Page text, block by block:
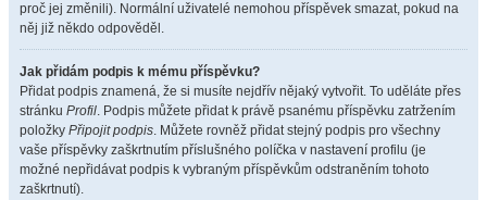
proč jej změnili). Normální uživatelé nemohou příspěvek smazat, pokud na
něj již někdo odpověděl.
Jak přidám podpis k mému příspěvku?
Přidat podpis znamená, že si musíte nejdřív nějaký vytvořit. To uděláte přes
stránku Profil. Podpis můžete přidat k právě psanému příspěvku zatržením
položky Připojit podpis. Můžete rovněž přidat stejný podpis pro všechny
vaše příspěvky zaškrtnutím příslušného políčka v nastavení profilu (je
možné nepřidávat podpis k vybraným příspěvkům odstraněním tohoto
zaškrtnutí).